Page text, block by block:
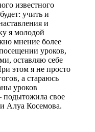
известного
учить и
и
я молодой
мнение более
уроков,
оставляю себе
этом я не просто
а стараюсь
уроков
свое
Алуа Косемова.